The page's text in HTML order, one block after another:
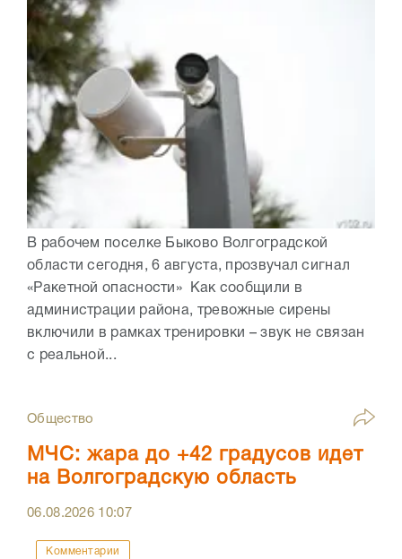
В рабочем поселке Быково Волгоградской
области сегодня, 6 августа, прозвучал сигнал
«Ракетной опасности» Как сообщили в
администрации района, тревожные сирены
включили в рамках тренировки – звук не связан
с реальной...
Общество
МЧС: жара до +42 градусов идет
на Волгоградскую область
06.08.2026 10:07
Комментарии